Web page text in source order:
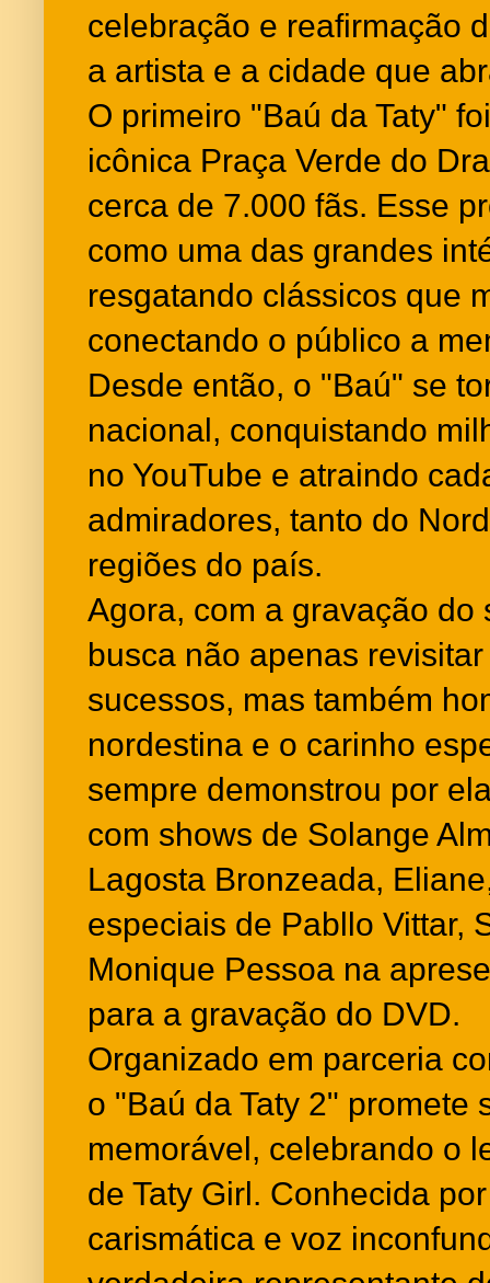
celebração e reafirmação
a artista e a cidade que
O primeiro "Baú da Taty"
icônica Praça Verde do
cerca de 7.000 fãs. Esse
como uma das grandes
resgatando clássicos que
conectando o público a
Desde então, o "Baú" se
nacional, conquistando
no YouTube e atraindo
admiradores, tanto do
regiões do país.
Agora, com a gravação do
busca não apenas
sucessos, mas também
nordestina e o carinho
sempre demonstrou por
com shows de Solange
Lagosta Bronzeada,
especiais de Pabllo Vittar,
Monique Pessoa na
para a gravação do DVD.
Organizado em parceria
o "Baú da Taty 2" promete
memorável, celebrando o
de Taty Girl. Conhecida
carismática e voz